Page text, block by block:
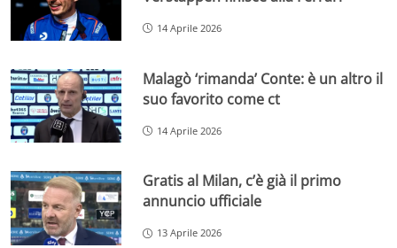
14 Aprile 2026
Malagò ‘rimanda’ Conte: è un altro il
suo favorito come ct
14 Aprile 2026
Gratis al Milan, c’è già il primo
annuncio ufficiale
13 Aprile 2026